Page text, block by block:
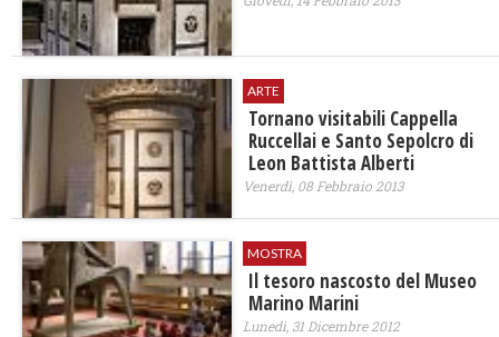
ARTE
Tornano visitabili Cappella
Ruccellai e Santo Sepolcro di
Leon Battista Alberti
Venerdì, 08 Febbraio 2013
MOSTRA
Il tesoro nascosto del Museo
Marino Marini
Lunedì, 31 Dicembre 2012